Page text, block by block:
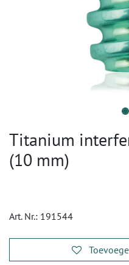
Titanium
(10 mm)
Art. Nr.: 191544